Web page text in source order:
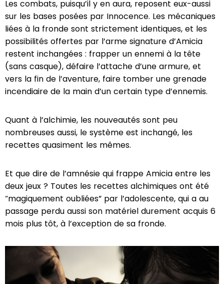
Les combats, puisqu’il y en aura, reposent eux-aussi
sur les bases posées par Innocence. Les mécaniques
liées à la fronde sont strictement identiques, et les
possibilités offertes par l’arme signature d’Amicia
restent inchangées : frapper un ennemi à la tête
(sans casque), défaire l’attache d’une armure, et
vers la fin de l’aventure, faire tomber une grenade
incendiaire de la main d’un certain type d’ennemis.
Quant à l’alchimie, les nouveautés sont peu
nombreuses aussi, le système est inchangé, les
recettes quasiment les mêmes.
Et que dire de l’amnésie qui frappe Amicia entre les
deux jeux ? Toutes les recettes alchimiques ont été
“magiquement oubliées” par l’adolescente, qui a au
passage perdu aussi son matériel durement acquis 6
mois plus tôt, à l’exception de sa fronde.